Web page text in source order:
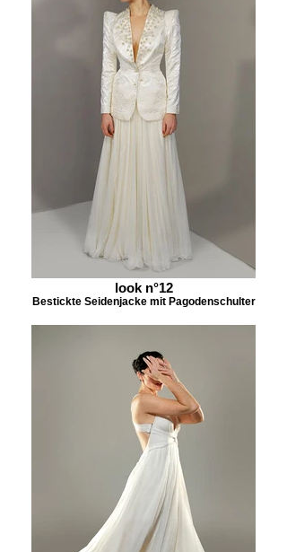
look n°12
Bestickte Seidenjacke mit Pagodenschulter